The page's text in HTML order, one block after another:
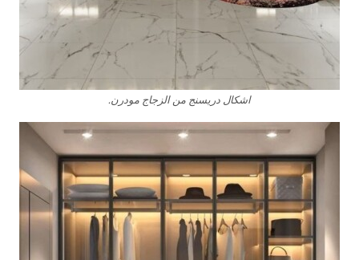
اشكال دريسنج من الزجاج مودرن.